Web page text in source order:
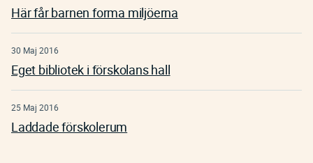
Här får barnen forma miljöerna
30 Maj 2016
Eget bibliotek i förskolans hall
25 Maj 2016
Laddade förskolerum